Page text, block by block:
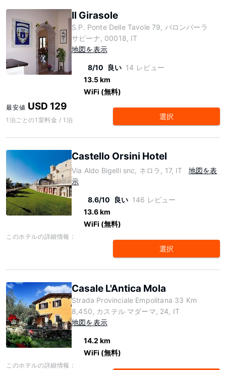
Il Girasole
S.P. Ponte Delle Tavole 79, パロンバーラ
サビーナ, 00018, IT
地図を表示
8/10 良い 14 レビュー
13.5 km
WiFi (無料)
最安値 USD 129
1泊ごとの1室料金 / 1泊 選択
Castello Orsini Hotel
Via Aldo Bigelli snc, ネロラ, 17, IT
地図を表
示
8.6/10 良い 146 レビュー
13.6 km
WiFi (無料)
このホテルの詳細情報：
選択
Casale L'Antica Mola
Strada Provinciale Empolitana 33 Km
8,450, カステル マダーマ, 24, IT
地図を表示
14.2 km
WiFi (無料)
このホテルの詳細情報：